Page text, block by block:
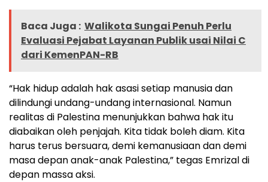
Baca Juga : Walikota Sungai Penuh Perlu
Evaluasi Pejabat Layanan Publik usai Nilai C
dari KemenPAN-RB
“Hak hidup adalah hak asasi setiap manusia dan
dilindungi undang-undang internasional. Namun
realitas di Palestina menunjukkan bahwa hak itu
diabaikan oleh penjajah. Kita tidak boleh diam. Kita
harus terus bersuara, demi kemanusiaan dan demi
masa depan anak-anak Palestina,” tegas Emrizal di
depan massa aksi.